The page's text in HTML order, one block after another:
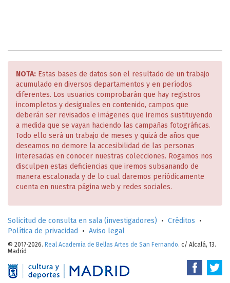
NOTA: Estas bases de datos son el resultado de un trabajo
acumulado en diversos departamentos y en períodos
diferentes. Los usuarios comprobarán que hay registros
incompletos y desiguales en contenido, campos que
deberán ser revisados e imágenes que iremos sustituyendo
a medida que se vayan haciendo las campañas fotográficas.
Todo ello será un trabajo de meses y quizá de años que
deseamos no demore la accesibilidad de las personas
interesadas en conocer nuestras colecciones. Rogamos nos
disculpen estas deficiencias que iremos subsanando de
manera escalonada y de lo cual daremos periódicamente
cuenta en nuestra página web y redes sociales.
Solicitud de consulta en sala (investigadores) • Créditos •
Política de privacidad
• Aviso legal
© 2017-2026. Real Academia de Bellas Artes de San Fernando. c/ Alcalá, 13.
Madrid